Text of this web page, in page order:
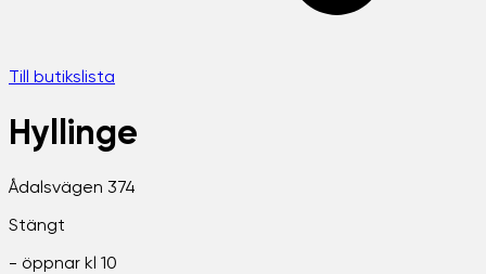
Till butikslista
Hyllinge
Ådalsvägen 374
Stängt
- öppnar kl 10